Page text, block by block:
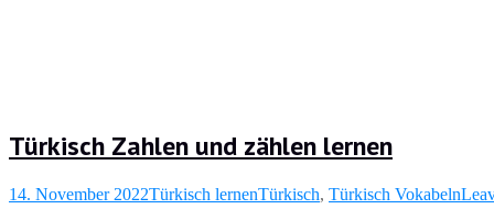
Türkisch Zahlen und zählen lernen
14. November 2022Türkisch lernenTürkisch, Türkisch Vokabeln